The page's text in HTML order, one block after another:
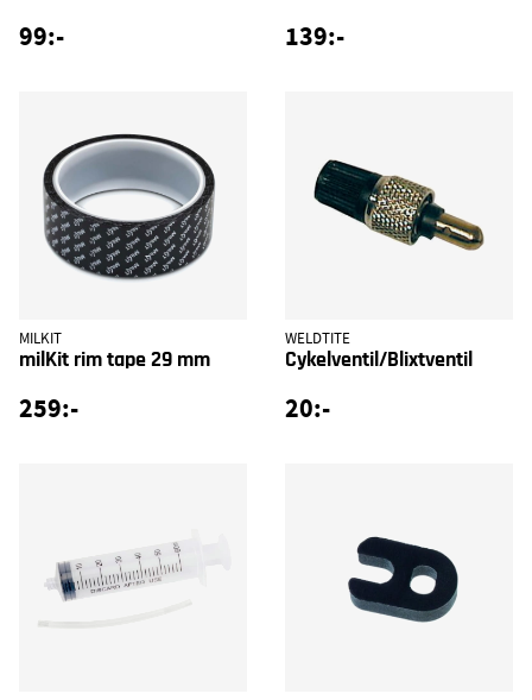
99:- 139:-
MILKIT
milKit rim tape 29 mm
259:-
WELDTITE
Cykelventil/Blixtventil
20:-